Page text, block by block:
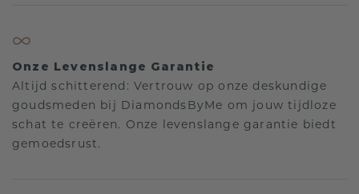
Onze Levenslange Garantie
Altijd schitterend: Vertrouw op onze deskundige
goudsmeden bij DiamondsByMe om jouw tijdloze
schat te creëren. Onze levenslange garantie biedt
gemoedsrust.